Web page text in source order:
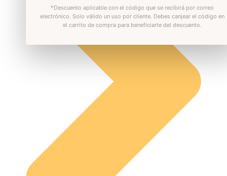
*Descuento aplicable con el código que se recibirá por correo
electrónico. Solo válido un uso por cliente. Debes canjear el código en